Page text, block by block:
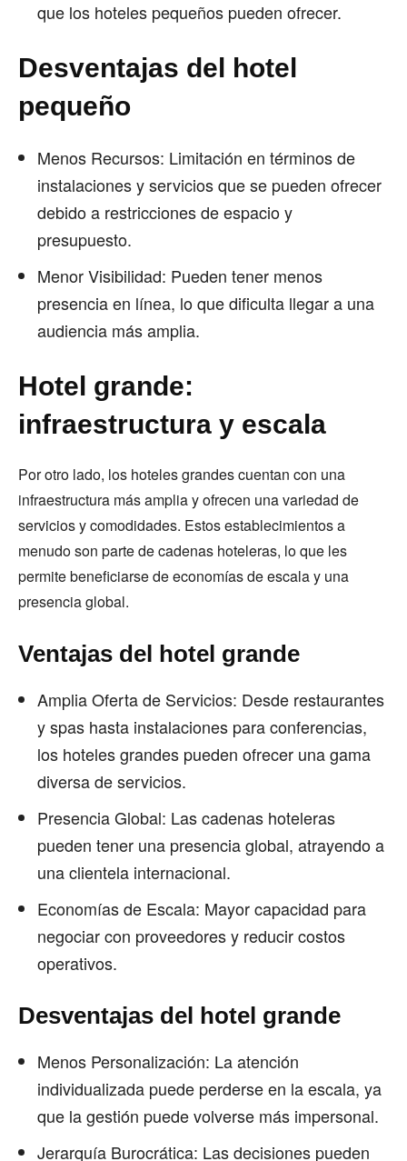
que los hoteles pequeños pueden ofrecer.
Desventajas del hotel
pequeño
Menos Recursos: Limitación en términos de
instalaciones y servicios que se pueden ofrecer
debido a restricciones de espacio y
presupuesto.
Menor Visibilidad: Pueden tener menos
presencia en línea, lo que dificulta llegar a una
audiencia más amplia.
Hotel grande:
infraestructura y escala
Por otro lado, los hoteles grandes cuentan con una
infraestructura más amplia y ofrecen una variedad de
servicios y comodidades. Estos establecimientos a
menudo son parte de cadenas hoteleras, lo que les
permite beneficiarse de economías de escala y una
presencia global.
Ventajas del hotel grande
Amplia Oferta de Servicios: Desde restaurantes
y spas hasta instalaciones para conferencias,
los hoteles grandes pueden ofrecer una gama
diversa de servicios.
Presencia Global: Las cadenas hoteleras
pueden tener una presencia global, atrayendo a
una clientela internacional.
Economías de Escala: Mayor capacidad para
negociar con proveedores y reducir costos
operativos.
Desventajas del hotel grande
Menos Personalización: La atención
individualizada puede perderse en la escala, ya
que la gestión puede volverse más impersonal.
Jerarquía Burocrática: Las decisiones pueden